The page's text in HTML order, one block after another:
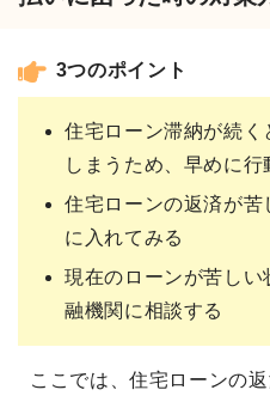
3つのポイント
住宅ローン滞納が続く
しまうため、早めに行
住宅ローンの返済が
に入れてみる
現在のローンが苦し
融機関に相談する
ここでは、住宅ローンの